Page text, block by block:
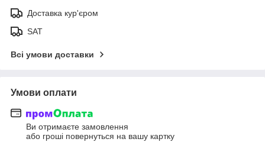
Доставка кур'єром
SAT
Всі умови доставки
Умови оплати
Ви отримаєте замовлення
або гроші повернуться на вашу картку